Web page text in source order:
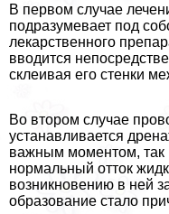
В первом случае
подразумевает под
лекарственного
вводится
склеивая его стенки
Во втором случае
устанавливается
важным моментом, так
нормальный отток
возникновению в ней
образование стало